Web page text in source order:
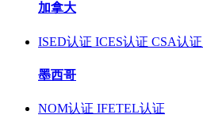
加拿大
ISED认证 ICES认证 CSA认证
墨西哥
NOM认证 IFETEL认证